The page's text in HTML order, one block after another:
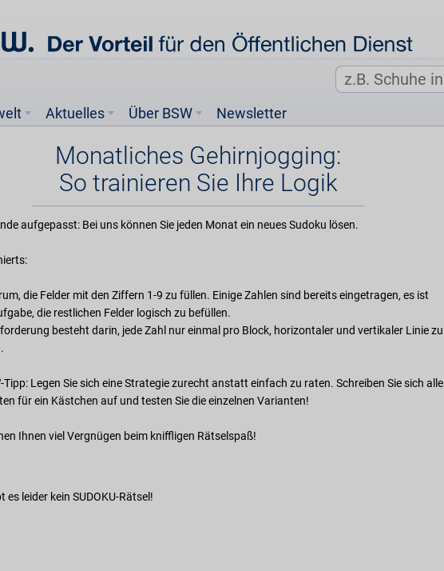
Aktuelles Über BSW Newsletter
Monatliches Gehirnjogging:
So trainieren Sie Ihre Logik
aufgepasst: Bei uns können Sie jeden Monat ein neues Sudoku lösen.
die Felder mit den Ziffern 1-9 zu füllen. Einige Zahlen sind bereits eingetragen, es ist
die restlichen Felder logisch zu befüllen.
besteht darin, jede Zahl nur einmal pro Block, horizontaler und vertikaler Linie zu
Tipp: Legen Sie sich eine Strategie zurecht anstatt einfach zu raten. Schreiben Sie sich alle
für ein Kästchen auf und testen Sie die einzelnen Varianten!
Ihnen viel Vergnügen beim kniffligen Rätselspaß!
es leider kein SUDOKU-Rätsel!